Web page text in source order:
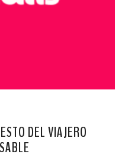
DEL VIAJERO